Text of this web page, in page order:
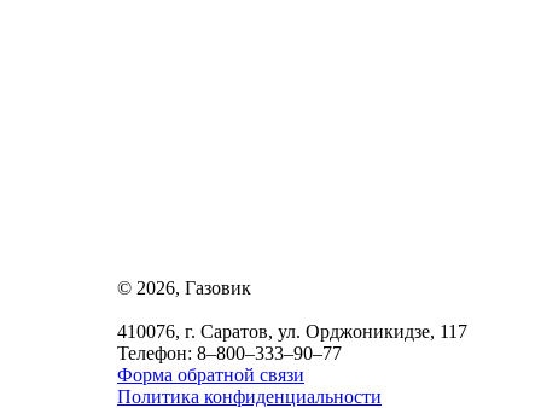
© 2026, Газовик
410076, г. Саратов, ул. Орджоникидзе, 117
Телефон: 8–800–333–90–77
Форма обратной связи
Политика конфиденциальности